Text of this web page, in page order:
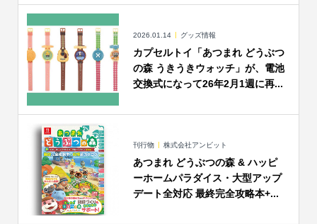
2026.01.14 グッズ情報
カプセルトイ「あつまれ どうぶつ
の森 うきうきウォッチ」が、電池
交換式になって26年2月1週に再...
刊行物 株式会社アンビット
あつまれ どうぶつの森 & ハッピ
ーホームパラダイス・大型アップ
デート全対応 最終完全攻略本+...